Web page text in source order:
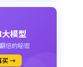
模型
倍的秘密
买 →